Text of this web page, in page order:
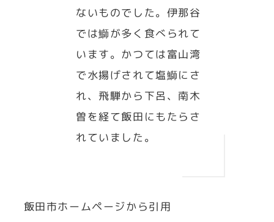
ないものでした。伊那谷
では鰤が多く食べられて
います。かつては富山湾
で水揚げされて塩鰤にさ
れ、飛騨から下呂、南木
曽を経て飯田にもたらさ
れていました。
飯田市ホームページから引用